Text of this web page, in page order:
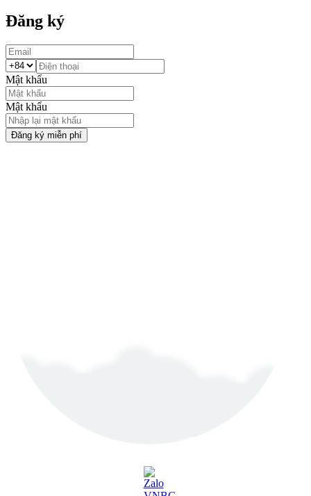
Đăng ký
Mật khẩu
Mật khẩu
Đăng ký miễn phí